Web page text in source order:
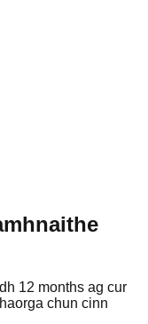
12 months ag cur
chun cinn